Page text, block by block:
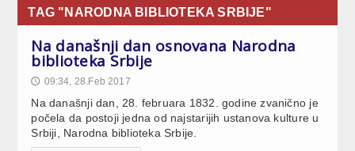
TAG "NARODNA BIBLIOTEKA SRBIJE"
Na današnji dan osnovana Narodna
biblioteka Srbije
🕔 09:34, 28.Feb 2017
Na današnji dan, 28. februara 1832. godine zvanično je
počela da postoji jedna od najstarijih ustanova kulture u
Srbiji, Narodna biblioteka Srbije.